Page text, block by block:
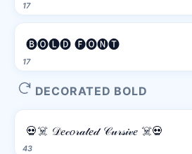
17
17
🅑🅞🅛🅓 🅕🅞🅝🅣
DECORATED BOLD
43
💀☠️ 𝒟𝑒𝒸𝑜𝓇𝒶𝓉𝑒𝒹 𝒞𝓊𝓇𝓈𝒾𝓋𝑒 ☠️💀